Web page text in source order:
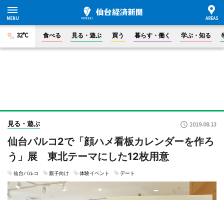
32°C 食べる 見る・遊ぶ 買う 暮らす・働く 学ぶ・知る
見る・遊ぶ 2019.08.13
仙台パルコ2で「顔ハメ看板カレンダーを作ろ
う」展 東北テーマにした12枚用意
仙台パルコ 親子向け 体験イベント デート